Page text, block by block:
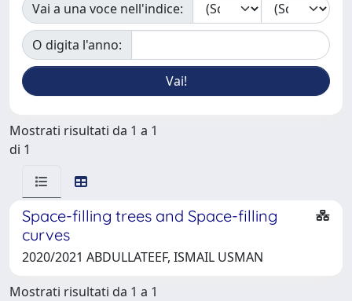
Vai a una voce nell'indice:
O digita l'anno:
Mostrati risultati da 1 a 1
di 1
Space-filling trees and Space-filling
curves
2020/2021 ABDULLATEEF, ISMAIL USMAN
Mostrati risultati da 1 a 1